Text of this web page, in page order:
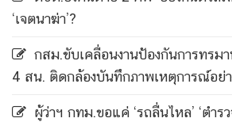
‘เจตนาฆ่า’?
กสม.ขับเคลื่อนงานป้องกันการทรม
4 สน. ติดกล้องบันทึกภาพเหตุการณ์อย่า
ผู้ว่าฯ กทม.ขอแค่ ‘รถลื่นไหล’ ‘ตำร